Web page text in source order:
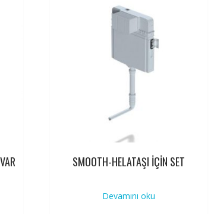
SMOOTH-HELATAŞI İÇİN SET
Devamını oku